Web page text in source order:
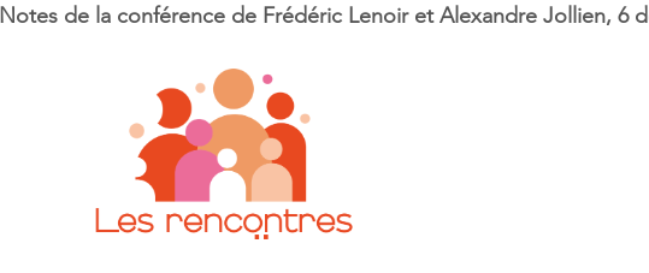
Notes de la conférence de Frédéric Lenoir et Alexandre Jollien, 6